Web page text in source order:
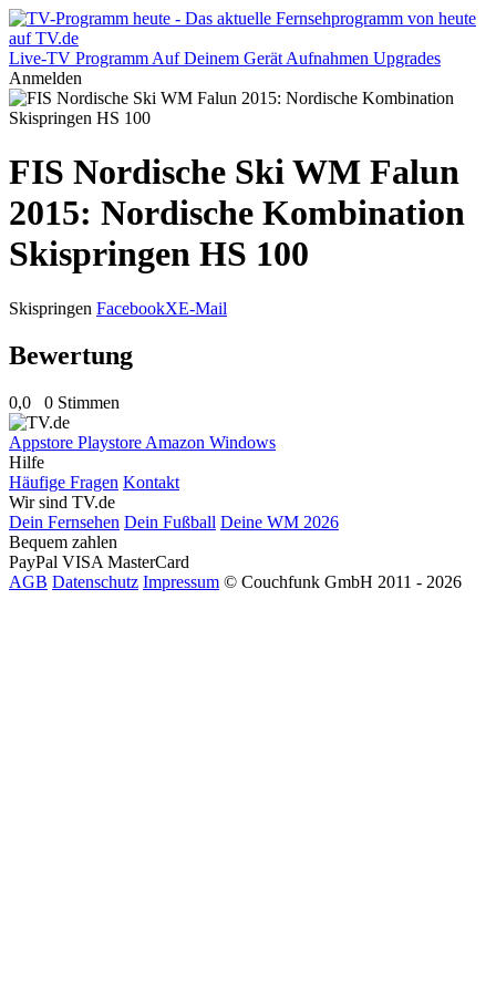
Live-TV Programm Auf Deinem Gerät Aufnahmen Upgrades
Anmelden
FIS Nordische Ski WM Falun
2015: Nordische Kombination
Skispringen HS 100
Skispringen FacebookXE-Mail
Bewertung
0,0 0 Stimmen
Appstore Playstore Amazon Windows
Hilfe
Häufige Fragen Kontakt
Wir sind TV.de
Dein Fernsehen Dein Fußball Deine WM 2026
Bequem zahlen
PayPal VISA MasterCard
AGB Datenschutz Impressum © Couchfunk GmbH 2011 - 2026